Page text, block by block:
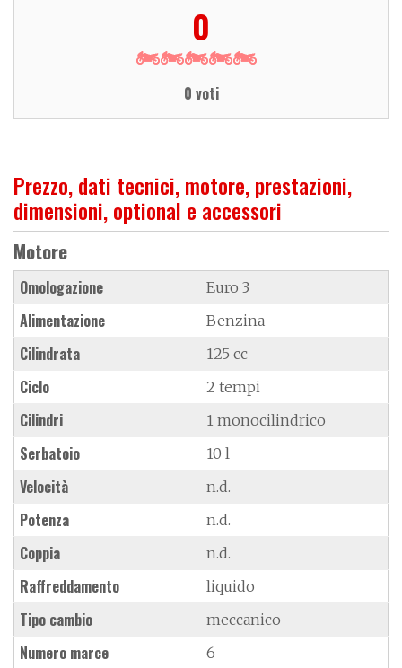
0
0 voti
Prezzo, dati tecnici, motore, prestazioni,
dimensioni, optional e accessori
Motore
Omologazione Euro 3
Alimentazione Benzina
Cilindrata 125 cc
Ciclo 2 tempi
Cilindri 1 monocilindrico
Serbatoio 10 l
Velocità n.d.
Potenza n.d.
Coppia n.d.
Raffreddamento liquido
Tipo cambio meccanico
Numero marce 6